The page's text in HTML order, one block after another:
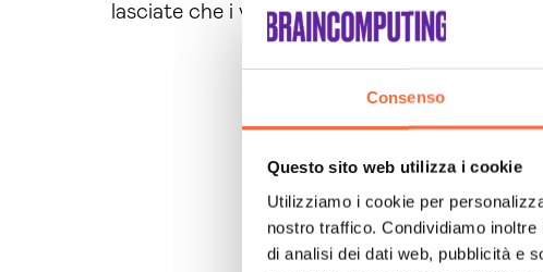
Consenso
Questo sito web utilizza i cookie
Utilizziamo i cookie per
nostro traffico. Condividiamo
di analisi dei dati web, pubblicità e
lasciate che i vostri competitor vi superino,